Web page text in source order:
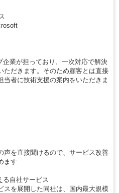
業が担っており、一次対応で解決
ただきます。そのため顧客とは直接
者に技術支援の案内をいただきま
声を直接聞けるので、サービス改善
ます
る自社サービス
スを展開した同社は、国内最大規模